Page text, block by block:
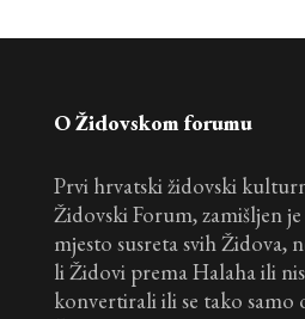
O Židovskom forumu
Prvi hrvatski židovski
Židovski Forum, zamišljen
mjesto susreta svih Židova,
li Židovi prema Halaha ili
konvertirali ili se tako samo